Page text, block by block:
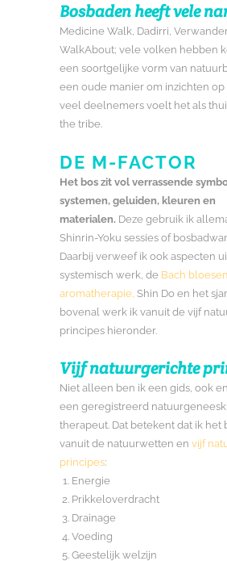
Bosbaden heeft vele
Medicine Walk, Dadirri,
WalkAbout; vele volken hebben
een soortgelijke vorm van
een oude manier om inzichten op
veel deelnemers voelt het als
the tribe.
DE M-FACTOR
Het bos zit vol verrassende
systemen, geluiden, kleuren en
materialen. Deze gebruik ik
Shinrin-Yoku sessies of
Daarbij verweef ik ook aspecten
systemisch werk, de Bach
aromatherapie, Shin Do en het
bovenal werk ik vanuit de vijf
principes hieronder.
Vijf natuurgerichte
Niet alleen ben ik een gids, ook
een geregistreerd
therapeut. Dat betekent dat ik het
vanuit de natuurwetten en vijf
principes:
Energie
Prikkeloverdracht
Drainage
Voeding
Geestelijk welzijn